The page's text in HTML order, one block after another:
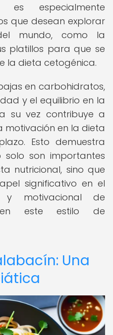
es especialmente
que desean explorar
mundo, como la
platillos para que se
la dieta cetogénica.
en carbohidratos,
y el equilibrio en la
su vez contribuye a
motivación en la dieta
Esto demuestra
son importantes
nutricional, sino que
significativo en el
y motivacional de
este estilo de
Una